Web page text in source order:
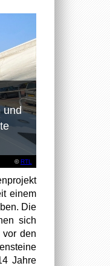
©RTL
und
einem
Die
sich
vor den
Jahre